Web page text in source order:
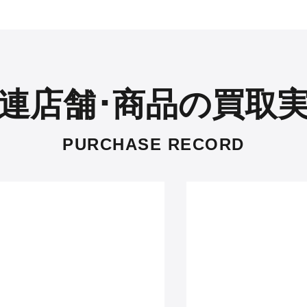
店舗･商品の買取
PURCHASE RECORD